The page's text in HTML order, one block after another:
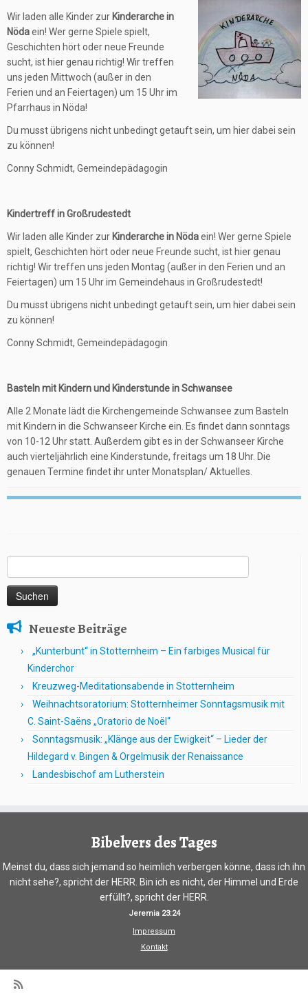
Wir laden alle Kinder zur Kinderarche in
Nödaein! Wer gerne Spiele spielt,
Geschichten hört oder neue Freunde
sucht, ist hier genau richtig! Wir treffen
uns jeden Mittwoch (außer in den
Ferien und an Feiertagen) um 15 Uhr im
Pfarrhaus in Nöda!
Du musst übrigens nicht unbedingt getauft sein, um hier dabei sein
zu können!
Conny Schmidt, Gemeindepädagogin
Kindertreff in Großrudestedt
Wir laden alle Kinder zur Kinderarche in Nödaein! Wer gerne Spiele
spielt, Geschichten hört oder neue Freunde sucht, ist hier genau
richtig! Wir treffen uns jeden Montag (außer in den Ferien und an
Feiertagen) um 15 Uhr im Gemeindehaus in Großrudestedt!
Du musst übrigens nicht unbedingt getauft sein, um hier dabei sein
zu können!
Conny Schmidt, Gemeindepädagogin
Basteln mit Kindern und Kinderstunde in Schwansee
Alle 2 Monate lädt die Kirchengemeinde Schwansee zum Basteln
mit Kindern in die Schwanseer Kirche ein. Es findet dann sonntags
von 10-12 Uhr statt. Außerdem gibt es in der Schwanseer Kirche
auch vierteljährlich eine Kinderstunde, freitags um 18 Uhr. Die
genauen Termine findet ihr unter Monatsplan/ Aktuelles.
nach:
Neueste Beiträge
„Kunterbunt“ in Stotternheim – Ein farbiges Musical für
Kinderchor
Kreuzweg-Meditationsabende in Stotternheim
Weihnachtsoratorium: Stotternheimer Sonntagsmusik mit
C. Saint-Saëns „Oratorio de Noël“
Sonntagsmusik: „Klänge aus der Ewigkeit“ – Lieder der
Hildegard v. Bingen & Orgelmusik der Renaissance
Landesbischof am Lutherstein
Bibelvers des Tages
Meinst du, dass sich jemand so heimlich verbergen könne, dass ich ihn
nicht sehe?, spricht der HERR. Bin ich es nicht, der Himmel und Erde
erfüllt?, spricht der HERR.
Jeremia 23:24
Impressum
Kontakt